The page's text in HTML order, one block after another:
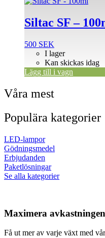
Siltac SF –
500 SEK
I lager
Kan skickas idag
Lägg till i vagn
Våra mest
Populära kategorier
LED-lampor
Gödningsmedel
Erbjudanden
Paketlösningar
Se alla kategorier
Maximera avkastningen
Få ut mer av varje växt med